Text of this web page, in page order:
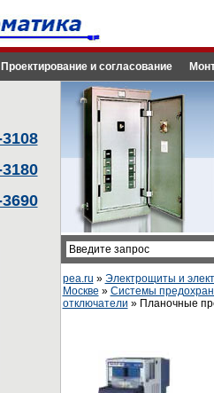
Проектирование и согласование
pea.ru » Электрощиты и
Москве » Системы
отключатели » Планочные